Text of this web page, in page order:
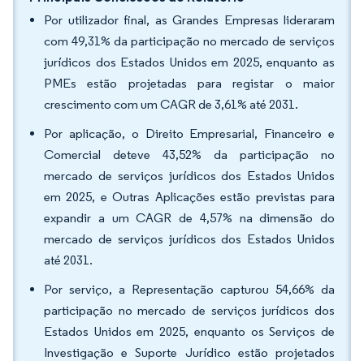
Por utilizador final, as Grandes Empresas lideraram
com 49,31% da participação no mercado de serviços
jurídicos dos Estados Unidos em 2025, enquanto as
PMEs estão projetadas para registar o maior
crescimento com um CAGR de 3,61% até 2031.
Por aplicação, o Direito Empresarial, Financeiro e
Comercial deteve 43,52% da participação no
mercado de serviços jurídicos dos Estados Unidos
em 2025, e Outras Aplicações estão previstas para
expandir a um CAGR de 4,57% na dimensão do
mercado de serviços jurídicos dos Estados Unidos
até 2031.
Por serviço, a Representação capturou 54,66% da
participação no mercado de serviços jurídicos dos
Estados Unidos em 2025, enquanto os Serviços de
Investigação e Suporte Jurídico estão projetados